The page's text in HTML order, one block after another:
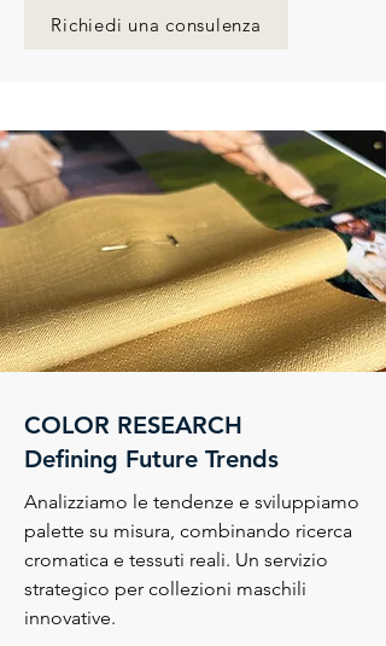
Richiedi una consulenza
COLOR RESEARCH
Defining Future Trends
Analizziamo le tendenze e sviluppiamo
palette su misura, combinando ricerca
cromatica e tessuti reali. Un servizio
strategico per collezioni maschili
innovative.